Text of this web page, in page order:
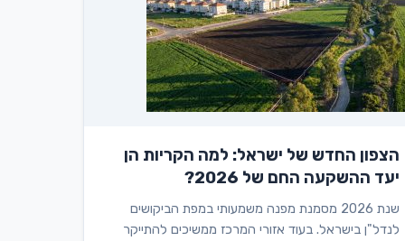
הצפון החדש של ישראל: למה הקריות הן
יעד ההשקעה החם של 2026?
שנת 2026 מסמנת מפנה משמעותי במפת הביקושים
לנדל"ן בישראל. בעוד אזורי המרכז ממשיכים להתייקר